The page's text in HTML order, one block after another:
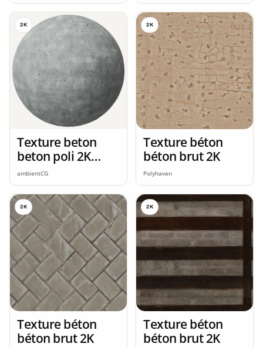
2K
Texture beton
beton poli 2K
seamless
ambientCG
2K
Texture béton
béton brut 2K
Polyhaven
2K
Texture béton
béton brut 2K
2K
Texture béton
béton brut 2K